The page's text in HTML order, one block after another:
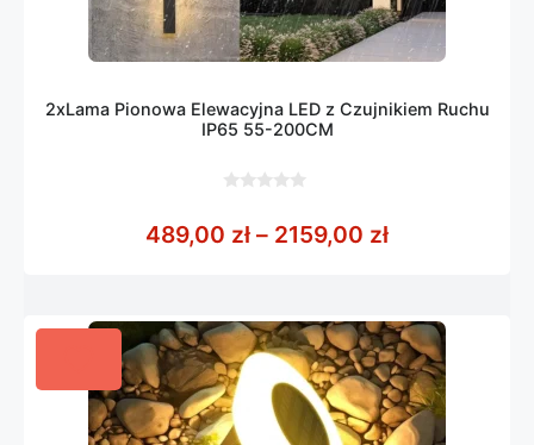
2xLama Pionowa Elewacyjna LED z Czujnikiem Ruchu
IP65 55-200CM
5
489,00 zł – 2159,00 złZakres cen: